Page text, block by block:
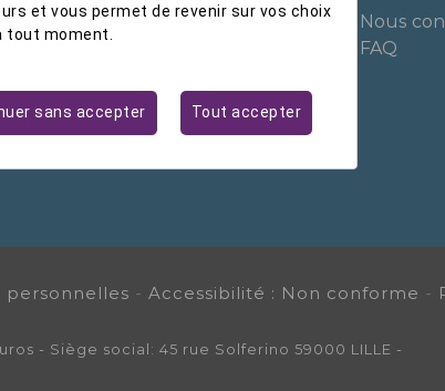
45 rue Solférino
contact@cleodis.com
Nous
FAQ
personnelles - Accessibilité : Non conforme -
- Siège social: 45 rue Solferino 59000 LILLE -
et vous permet de revenir sur vos choix
tout moment.
sans accepter Tout accepter